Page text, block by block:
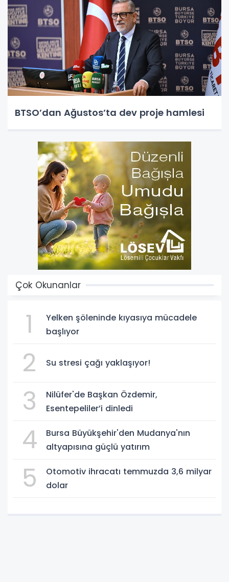
BTSO’dan Ağustos’ta dev proje hamlesi
Çok Okunanlar
1
Yelken şöleninde kıyasıya mücadele
başlıyor
2 Su stresi çağı yaklaşıyor!
3
Nilüfer'de Başkan Özdemir,
Esentepeliler’i dinledi
4
Bursa Büyükşehir'den Mudanya'nın
altyapısına güçlü yatırım
5
Otomotiv ihracatı temmuzda 3,6 milyar
dolar